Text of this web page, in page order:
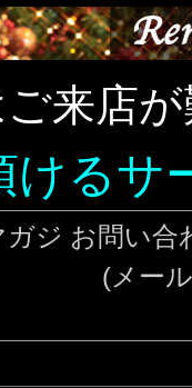
来店
けるサ
ガジ お問い合
(メー